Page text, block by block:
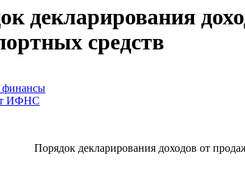
декларирования
средств
финансы
ИФНС
Порядок декларирования доходов от